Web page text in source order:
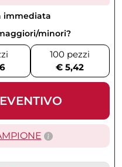
immediata
minori?
100 pezzi
€ 5,42